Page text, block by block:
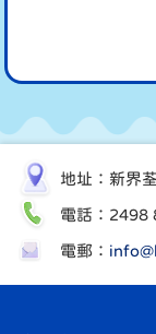
地址：新界
電話：2498
電郵：